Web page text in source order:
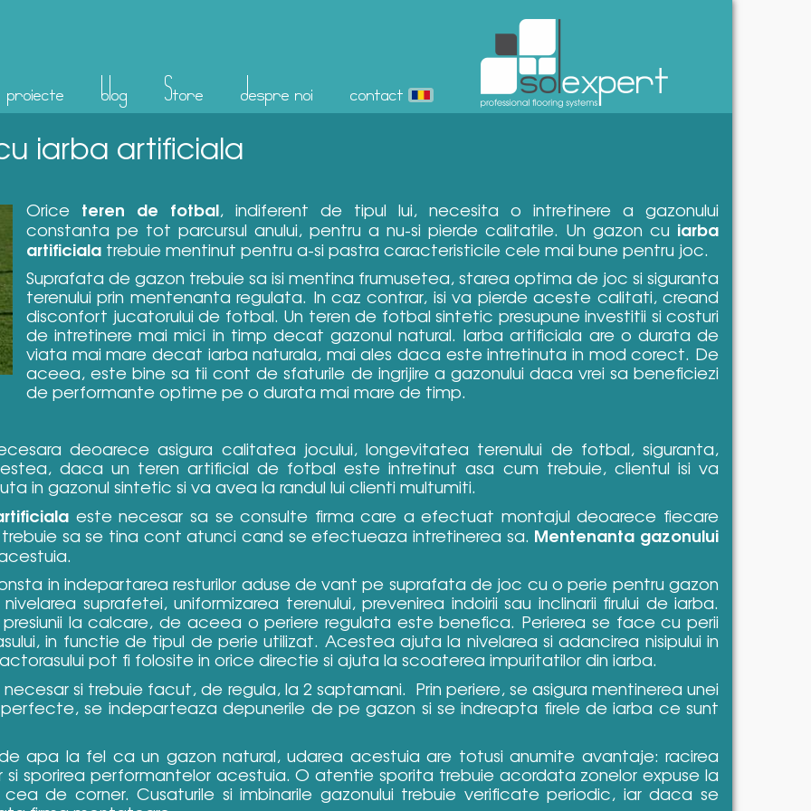
proiecte blog Store despre noi contact
iarba artificiala
Orice teren de fotbal, indiferent de tipul lui, necesita o intretinere a gazonului
constanta pe tot parcursul anului, pentru a nu-si pierde calitatile. Un gazon cu iarba
artificiala trebuie mentinut pentru a-si pastra caracteristicile cele mai bune pentru joc.
Suprafata de gazon trebuie sa isi mentina frumusetea, starea optima de joc si siguranta
terenului prin mentenanta regulata. In caz contrar, isi va pierde aceste calitati, creand
disconfort jucatorului de fotbal. Un teren de fotbal sintetic presupune investitii si costuri
de intretinere mai mici in timp decat gazonul natural. Iarba artificiala are o durata de
viata mai mare decat iarba naturala, mai ales daca este intretinuta in mod corect. De
aceea, este bine sa tii cont de sfaturile de ingrijire a gazonului daca vrei sa beneficiezi
de performante optime pe o durata mai mare de timp.
deoarece asigura calitatea jocului, longevitatea terenului de fotbal, siguranta,
daca un teren artificial de fotbal este intretinut asa cum trebuie, clientul isi va
in gazonul sintetic si va avea la randul lui clienti multumiti.
este necesar sa se consulte firma care a efectuat montajul deoarece fiecare
sa se tina cont atunci cand se efectueaza intretinerea sa. Mentenanta gazonului
in indepartarea resturilor aduse de vant pe suprafata de joc cu o perie pentru gazon
suprafetei, uniformizarea terenului, prevenirea indoirii sau inclinarii firului de iarba.
la calcare, de aceea o periere regulata este benefica. Perierea se face cu perii
in functie de tipul de perie utilizat. Acestea ajuta la nivelarea si adancirea nisipului in
pot fi folosite in orice directie si ajuta la scoaterea impuritatilor din iarba.
si trebuie facut, de regula, la 2 saptamani. Prin periere, se asigura mentinerea unei
se indeparteaza depunerile de pe gazon si se indreapta firele de iarba ce sunt
apa la fel ca un gazon natural, udarea acestuia are totusi anumite avantaje: racirea
si sporirea performantelor acestuia. O atentie sporita trebuie acordata zonelor expuse la
de corner. Cusaturile si imbinarile gazonului trebuie verificate periodic, iar daca se